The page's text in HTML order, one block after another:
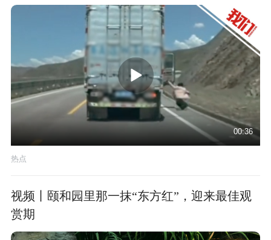
00:36
热点
视频丨颐和园里那一抹“东方红”，迎来最佳观
赏期